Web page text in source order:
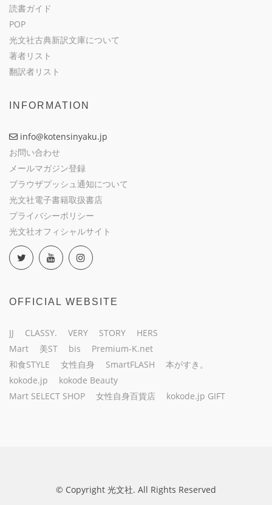
読書ガイド
POP
光文社古典新訳文庫について
著者リスト
翻訳者リスト
INFORMATION
info@kotensinyaku.jp
お問い合わせ
メールマガジン登録
ブラウザプッシュ通知について
光文社電子書籍取扱書店
プライバシーポリシー
光文社オフィシャルサイト
OFFICIAL WEBSITE
JJ CLASSY. VERY STORY
HERS
Mart
美ST bis
Premium-K.net
和食STYLE
女性自身 SmartFLASH
本がすき。
kokode.jp
kokode Beauty
Mart SELECT SHOP
女性自身百貨店 kokode.jp GIFT
© Copyright 光文社. All Rights Reserved